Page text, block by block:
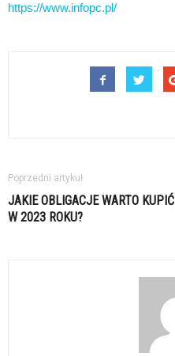
https://www.infopc.pl/
Poprzedni artykuł
JAKIE OBLIGACJE WARTO KUPIĆ
W 2023 ROKU?